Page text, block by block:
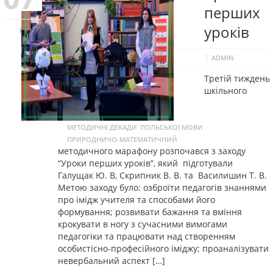
ГРУ
перших
уроків
МЕТОДИЧНІ ДЕКАДИ ПОЛЬСЬКОЇ МОВИ
ПРИРОДНИЧО-МАТЕМАТИЧНИЙ
ADMIN
Третій тиждень
шкільного
методичного марафону розпочався з заходу
“Уроки перших уроків”, який підготували
Галущак Ю. В, Скрипник В. В. та Василишин Т. В.
Метою заходу було: озброїти педагогів знаннями
про імідж учителя та способами його
формування; розвивати бажання та вміння
крокувати в ногу з сучасними вимогами
педагогіки та працювати над створенням
особистісно-професійного іміджу; проаналізувати
невербальний аспект […]